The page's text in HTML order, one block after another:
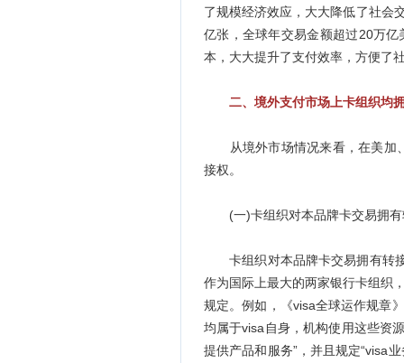
了规模经济效应，大大降低了社会
亿张，全球年交易金额超过20万
本，大大提升了支付效率，方便了
二、境外支付市场上卡组织均
从境外市场情况来看，在美加、
接权。
(一)卡组织对本品牌卡交易拥有
卡组织对本品牌卡交易拥有转接
作为国际上最大的两家银行卡组织
规定。例如，《visa全球运作规章
均属于visa自身，机构使用这些资
提供产品和服务”，并且规定“visa